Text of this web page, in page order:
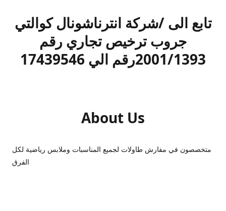
تابع الى /شركة انترناشونال كوالتي
جروب ترخيص تجاري رقم
2001/1393رقم الي 17439546
About Us
متخصصون في مفارش طاولات لجميع المناسبات وملابس رياضية لكل
الفرق